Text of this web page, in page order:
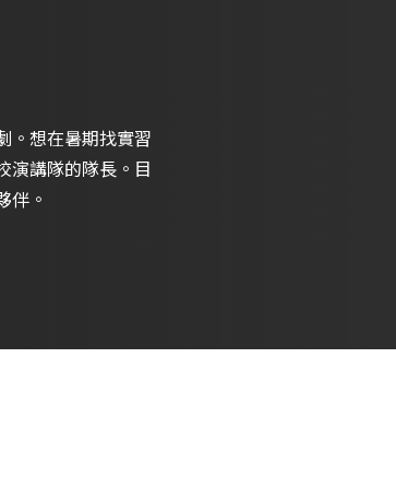
。想在暑期找實習
演講隊的隊長。目
伴。